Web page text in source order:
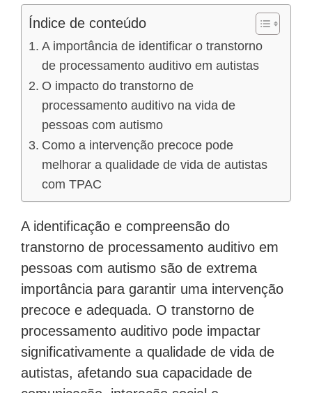
Índice de conteúdo
A importância de identificar o transtorno
de processamento auditivo em autistas
O impacto do transtorno de
processamento auditivo na vida de
pessoas com autismo
Como a intervenção precoce pode
melhorar a qualidade de vida de autistas
com TPAC
A identificação e compreensão do
transtorno de processamento auditivo em
pessoas com autismo são de extrema
importância para garantir uma intervenção
precoce e adequada. O transtorno de
processamento auditivo pode impactar
significativamente a qualidade de vida de
autistas, afetando sua capacidade de